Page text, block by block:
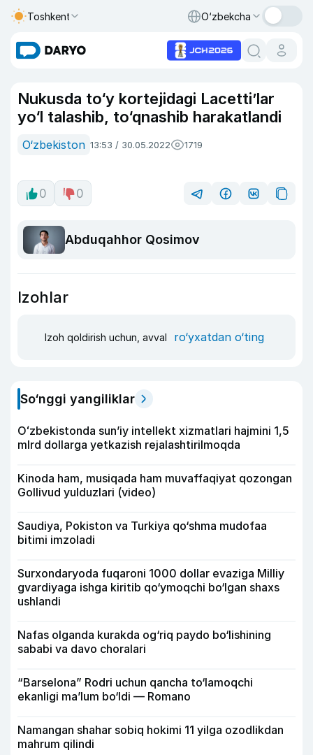
Toshkent O‘zbekcha
Nukusda to‘y kortejidagi Lacetti’lar
yo‘l talashib, to‘qnashib harakatlandi
O‘zbekiston 13:53 / 30.05.2022 1719
0 0
Abduqahhor Qosimov
Izohlar
Izoh qoldirish uchun, avval ro‘yxatdan o‘ting
So‘nggi yangiliklar
Oʻzbekistonda sunʼiy intellekt xizmatlari hajmini 1,5
mlrd dollarga yetkazish rejalashtirilmoqda
Kinoda ham, musiqada ham muvaffaqiyat qozongan
Gollivud yulduzlari (video)
Saudiya, Pokiston va Turkiya qo‘shma mudofaa
bitimi imzoladi
Surxondaryoda fuqaroni 1000 dollar evaziga Milliy
gvardiyaga ishga kiritib qo‘ymoqchi bo‘lgan shaxs
ushlandi
Nafas olganda kurakda og‘riq paydo bo‘lishining
sababi va davo choralari
“Barselona” Rodri uchun qancha to‘lamoqchi
ekanligi ma’lum bo‘ldi — Romano
Namangan shahar sobiq hokimi 11 yilga ozodlikdan
mahrum qilindi